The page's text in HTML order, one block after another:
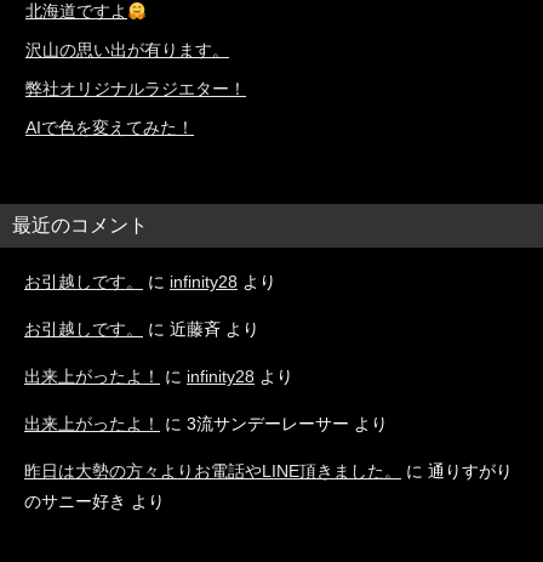
北海道ですよ
沢山の思い出が有ります。
弊社オリジナルラジエター！
AIで色を変えてみた！
最近のコメント
お引越しです。 に infinity28 より
お引越しです。 に 近藤斉 より
出来上がったよ！ に infinity28 より
出来上がったよ！ に 3流サンデーレーサー より
昨日は大勢の方々よりお電話やLINE頂きました。 に 通りすがり
のサニー好き より